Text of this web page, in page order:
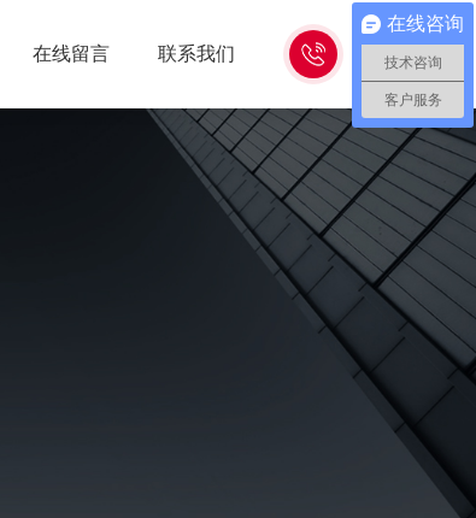
15262618638
在线留言 联系我们
在线咨询
技术咨询
客户服务